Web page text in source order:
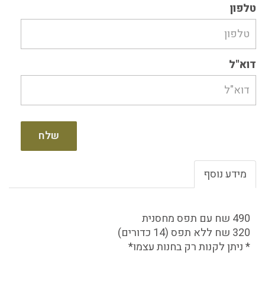
טלפון
דוא"ל
שלח
מידע נוסף
490 שח עם תפס מחסנית
320 שח ללא תפס (14 כדורים)
* ניתן לקנות רק בחנות עצמו*